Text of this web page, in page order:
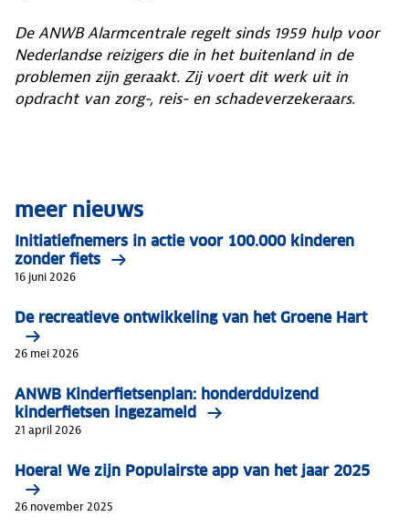
De ANWB Alarmcentrale regelt sinds 1959 hulp voor
Nederlandse reizigers die in het buitenland in de
problemen zijn geraakt. Zij voert dit werk uit in
opdracht van zorg-, reis- en schadeverzekeraars.
meer nieuws
Initiatiefnemers in actie voor 100.000 kinderen
zonder fiets
16 juni 2026
De recreatieve ontwikkeling van het Groene Hart
26 mei 2026
ANWB Kinderfietsenplan: honderdduizend
kinderfietsen ingezameld
21 april 2026
Hoera! We zijn Populairste app van het jaar 2025
26 november 2025